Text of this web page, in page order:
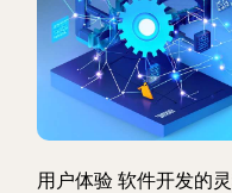
用户体验 软件开发的